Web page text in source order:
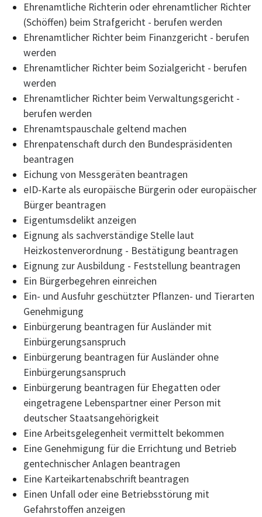
Ehrenamtliche Richterin oder ehrenamtlicher Richter
(Schöffen) beim Strafgericht - berufen werden
Ehrenamtlicher Richter beim Finanzgericht - berufen
werden
Ehrenamtlicher Richter beim Sozialgericht - berufen
werden
Ehrenamtlicher Richter beim Verwaltungsgericht -
berufen werden
Ehrenamtspauschale geltend machen
Ehrenpatenschaft durch den Bundespräsidenten
beantragen
Eichung von Messgeräten beantragen
eID-Karte als europäische Bürgerin oder europäischer
Bürger beantragen
Eigentumsdelikt anzeigen
Eignung als sachverständige Stelle laut
Heizkostenverordnung - Bestätigung beantragen
Eignung zur Ausbildung - Feststellung beantragen
Ein Bürgerbegehren einreichen
Ein- und Ausfuhr geschützter Pflanzen- und Tierarten
Genehmigung
Einbürgerung beantragen für Ausländer mit
Einbürgerungsanspruch
Einbürgerung beantragen für Ausländer ohne
Einbürgerungsanspruch
Einbürgerung beantragen für Ehegatten oder
eingetragene Lebenspartner einer Person mit
deutscher Staatsangehörigkeit
Eine Arbeitsgelegenheit vermittelt bekommen
Eine Genehmigung für die Errichtung und Betrieb
gentechnischer Anlagen beantragen
Eine Karteikartenabschrift beantragen
Einen Unfall oder eine Betriebsstörung mit
Gefahrstoffen anzeigen